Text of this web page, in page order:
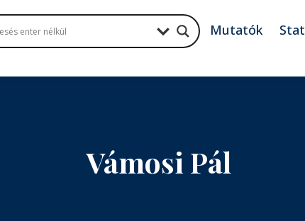
Mutatók Stat
Vámosi Pál